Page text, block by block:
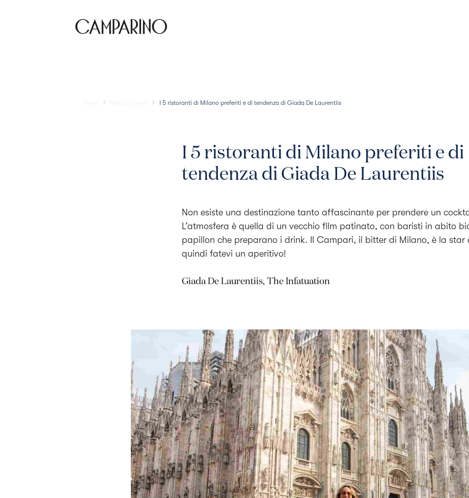
I 5 ristoranti di Milano preferiti e di tendenza di Giada De Laurentiis
I 5 ristoranti di Milano preferiti e di
tendenza di Giada De Laurentiis
Non esiste una destinazione tanto affascinante per prendere un
L’atmosfera è quella di un vecchio film patinato, con baristi in abito
papillon che preparano i drink. Il Campari, il bitter di Milano, è la star
quindi fatevi un aperitivo!
Giada De Laurentiis, The Infatuation